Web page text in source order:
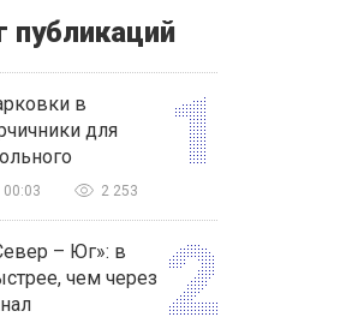
публикаций
в
для
00:03 2 253
– Юг»: в
чем через